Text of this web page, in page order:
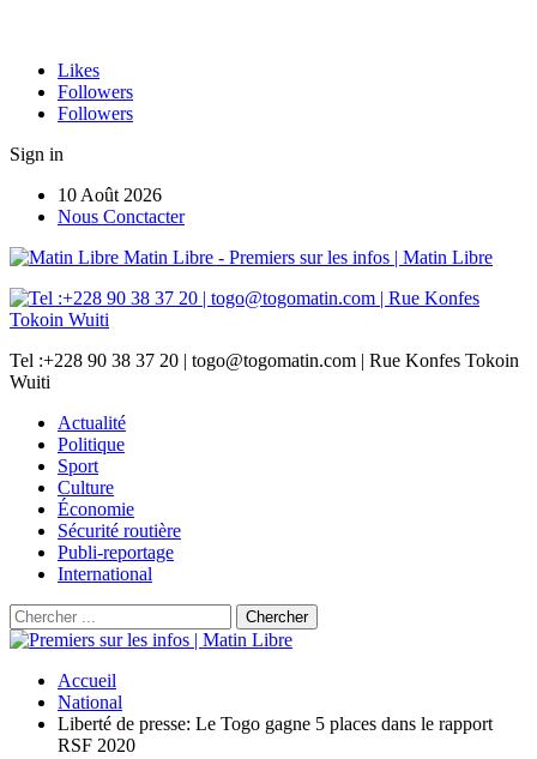
Likes
Followers
Followers
Sign in
10 Août 2026
Nous Conctacter
Matin Libre - Premiers sur les infos | Matin Libre
Tel :+228 90 38 37 20 | togo@togomatin.com | Rue Konfes Tokoin
Wuiti
Actualité
Politique
Sport
Culture
Économie
Sécurité routière
Publi-reportage
International
Accueil
National
Liberté de presse: Le Togo gagne 5 places dans le rapport
RSF 2020